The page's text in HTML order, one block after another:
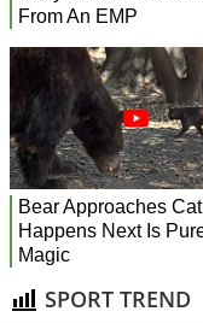
SPORT TREND